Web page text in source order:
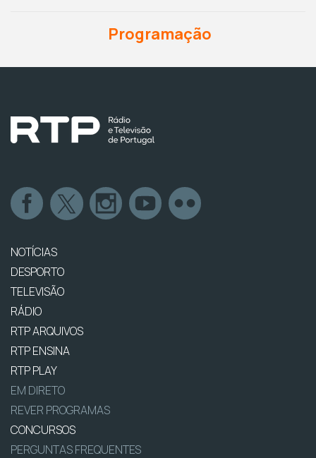
Programação
NOTÍCIAS
DESPORTO
TELEVISÃO
RÁDIO
RTP ARQUIVOS
RTP ENSINA
RTP PLAY
EM DIRETO
REVER PROGRAMAS
CONCURSOS
PERGUNTAS FREQUENTES